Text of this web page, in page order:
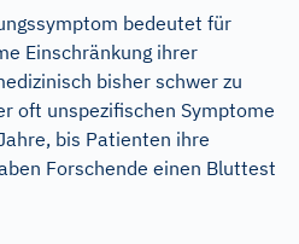
bedeutet für
Einschränkung ihrer
bisher schwer zu
oft unspezifischen Symptome
bis Patienten ihre
Forschende einen Bluttest